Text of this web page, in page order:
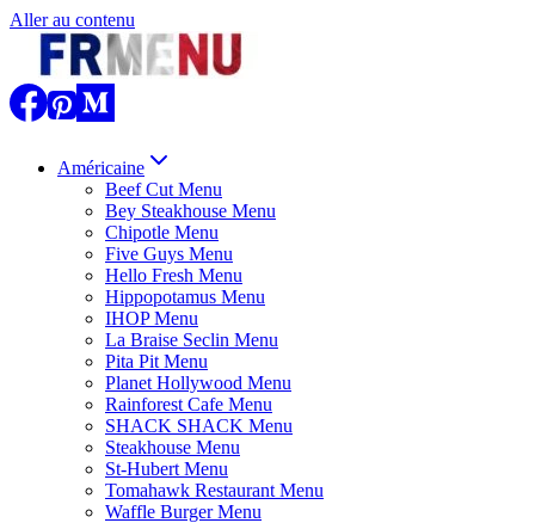
Aller au contenu
Américaine
Beef Cut Menu
Bey Steakhouse Menu
Chipotle Menu
Five Guys Menu
Hello Fresh Menu
Hippopotamus Menu
IHOP Menu
La Braise Seclin Menu
Pita Pit Menu
Planet Hollywood Menu
Rainforest Cafe Menu
SHACK SHACK Menu
Steakhouse Menu
St-Hubert Menu
Tomahawk Restaurant Menu
Waffle Burger Menu